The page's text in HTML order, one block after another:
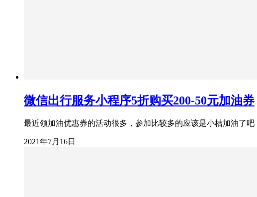
微信出行服务小程序5折购买200-50元加油券
最近领加油优惠券的活动很多，参加比较多的应该是小桔加油了
2021年7月16日